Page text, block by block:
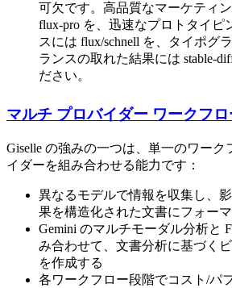
可欠です。高品質なマーケティ
flux-pro を、迅速なプロトタイピ
スには flux/schnell を、タイポグ
ランスの取れた結果には stable-
ださい。
マルチ プロバイダー ワークフロ
Giselle の強みの一つは、単一のワー
イダーを組み合わせる能力です：
異なるモデルで情報を収集し、
果を構造化された文書にフォー
Gemini のマルチモーダル分析と
み合わせて、文書分析に基づく
を作成する
各ワークフロー段階でコスト/パ